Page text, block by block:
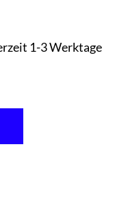
1-3 Werktage